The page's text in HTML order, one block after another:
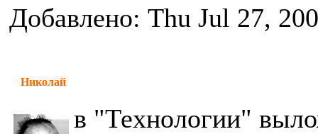
Добавлено: Thu Jul 27,
Николай
в "Технологии"